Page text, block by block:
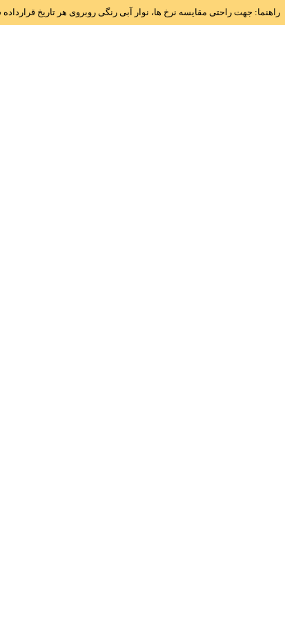
راهنما: جهت راحتی مقایسه نرخ ها، نوار آبی رنگی روبروی هر تاریخ